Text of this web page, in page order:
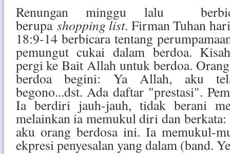
Renungan minggu lalu
berupashopping list. Firman Tuhan
18:9-14 berbicara tentang
pemungut cukai dalam berdoa.
pergi ke Bait Allah untuk berdoa.
berdoa begini: Ya Allah, aku
begono...dst. Ada daftar "prestasi".
Ia berdiri jauh-jauh, tidak berani
melainkan ia memukul diri dan
aku orang berdosa ini. Ia memukul-
ekpresi penyesalan yang dalam (band.